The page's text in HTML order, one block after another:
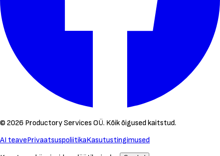
© 2026 Productory Services OÜ. Kõik õigused kaitstud.
AI teavePrivaatsuspoliitikaKasutustingimused